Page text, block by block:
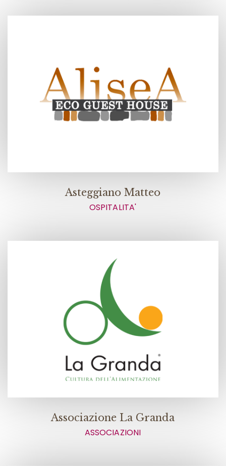
Asteggiano Matteo
OSPITALITA'
Associazione La Granda
ASSOCIAZIONI